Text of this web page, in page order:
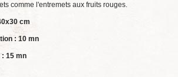
comme l'entremets aux fruits rouges.
cm
: 10 mn
: 15 mn